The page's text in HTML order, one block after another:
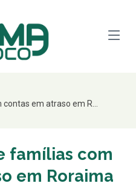
em atraso em R...
famílias com
em Roraima